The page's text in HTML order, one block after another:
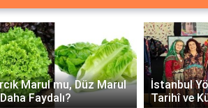
Yöresel Kıyafetleri:
ve Kültürel Bir Miras
Üssü
E
Örnekler